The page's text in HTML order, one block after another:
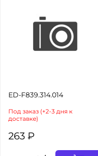
ED-F839.314.014
Под заказ (+2-3 дня к
доставке)
263 ₽